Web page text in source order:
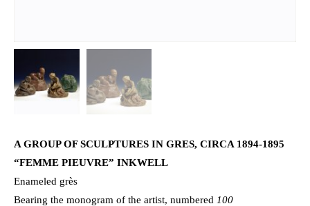
A GROUP OF SCULPTURES IN GRES, CIRCA 1894-1895
“FEMME PIEUVRE” INKWELL
Enameled grès
Bearing the monogram of the artist, numbered 100